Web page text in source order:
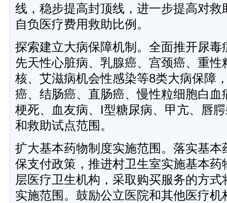
线，稳步提高封顶线，进一步提高对
自负医疗费用救助比例。
探索建立大病保障机制。全面推开尿
先天性心脏病、乳腺癌、宫颈癌、重
核、艾滋病机会性感染等8类大病保障
癌、结肠癌、直肠癌、慢性粒细胞白
梗死、血友病、I型糖尿病、甲亢、唇
和救助试点范围。
扩大基本药物制度实施范围。落实基
保支付政策，推进村卫生室实施基本
层医疗卫生机构，采取购买服务的方
实施范围。鼓励公立医院和其他医疗